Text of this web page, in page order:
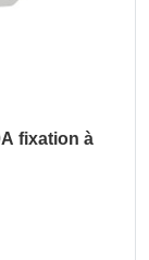
fixation à